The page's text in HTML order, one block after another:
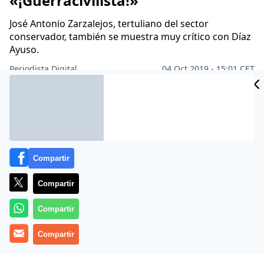
José Antonio Zarzalejos, tertuliano del sector
conservador, también se muestra muy crítico con Díaz
Ayuso.
Periodista Digital
04 Oct 2019 - 15:01 CET
Compartir
Compartir
Compartir
Compartir